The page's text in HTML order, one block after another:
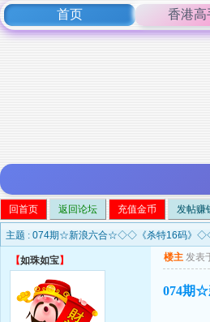
首页 香港高
回首页 返回论坛 充值金币 发帖赚
主题 : 074期☆新浪六合☆◇◇《杀特16码》
【如珠如宝】 楼主 发表
074期